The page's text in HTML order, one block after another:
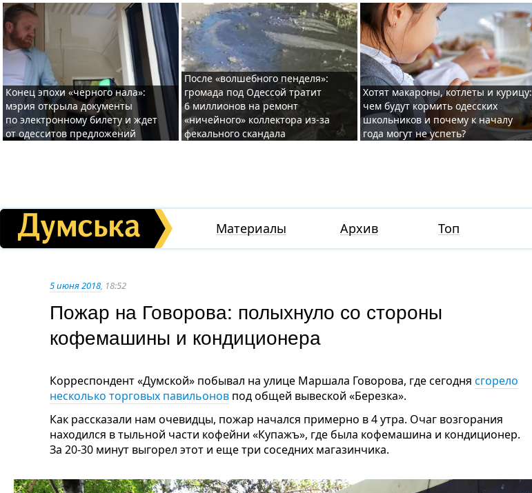
Конец эпохи «черного нала»:
мэрия открыла документы
по электронному билету и ждет
от одесситов предложений
После «волшебного пенделя»:
громада под Одессой тратит
6 миллионов на ремонт
«ничейного» коллектора из-за
фекального скандала
Хотят макароны, котлеты и курицу:
чем будут кормить одесских
школьников и почему к началу
года могут не успеть?
Материалы Архив Топ
5 июня 2018, 18:52
Пожар на Говорова: полыхнуло со стороны
кофемашины и кондиционера
Корреспондент «Думской» побывал на улице Маршала Говорова, где сегодня сгорело
несколько торговых павильонов под общей вывеской «Березка».
Как рассказали нам очевидцы, пожар начался примерно в 4 утра. Очаг возгорания
находился в тыльной части кофейни «Купажъ», где была кофемашина и кондиционер.
За 20-30 минут выгорел этот и еще три соседних магазинчика.